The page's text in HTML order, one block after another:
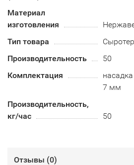
Материал
изготовления
Тип товара
Производительность
50
Комплектация
7 мм
Производительность,
кг/час
50
Отзывы (0)